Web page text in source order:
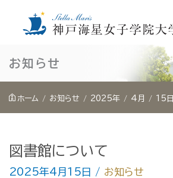
お知らせ
ホーム お知らせ 2025年 4月 15日
図書館について
2025年4月15日 / お知らせ